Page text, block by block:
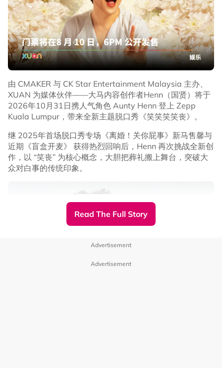
陈建州纪录范玮琪和粉丝互动画面
由 CMAKER 与 CK Star Entertainment Malaysia 主办、
XUAN 为媒体伙伴——大马内容创作者Henn（国贤）将于
2026年10月31日携人气角色 Aunty Henn 登上 Zepp
Kuala Lumpur，带来全新主题脱口秀《笑笑笑笑丧》。
继 2025年首场脱口秀专场《离婚！关你屁事》新马售馨与
近期《盲盒开麦》 获得热烈回响后，Henn 再次挑战全新创
作，以 “笑丧” 为核心概念，大胆把葬礼搬上舞台，突破大
众对白事的传统印象。
Read The Full Story
Advertisement
Advertisement